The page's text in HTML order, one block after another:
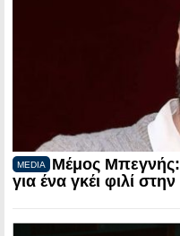
MEDIA
Μέμος Μπεγνής:
για ένα γκέι φιλί